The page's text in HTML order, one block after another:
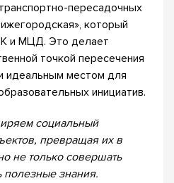
пересадочных
который
и МЦД. Это делает
точкой пересечения
идеальным местом для
инициатив.
социальный
превращая их в
не только совершать
полезные знания.